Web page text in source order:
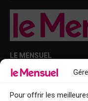
Pour offrir les
LE MENSUEL
Points de diffusion Var et
Le Mensuel en PDF :